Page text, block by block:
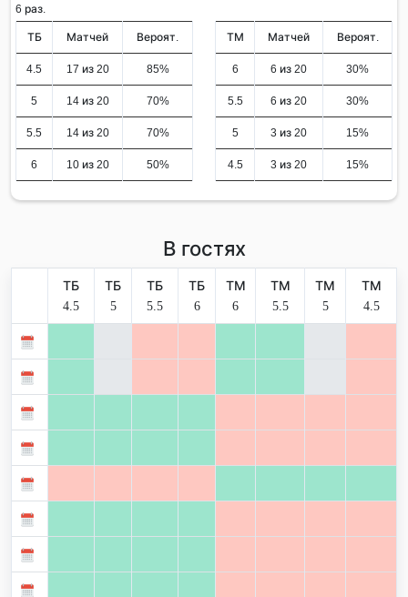
6 раз.
ТБ Матчей Вероят.
4.5 17 из 20 85%
5 14 из 20 70%
5.5 14 из 20 70%
6 10 из 20 50%
ТМ Матчей Вероят.
6 6 из 20 30%
5.5 6 из 20 30%
5 3 из 20 15%
4.5 3 из 20 15%
В гостях
ТБ
4.5
ТБ
5
ТБ
5.5
ТБ
6
ТМ
6
ТМ
5.5
ТМ
5
ТМ
4.5